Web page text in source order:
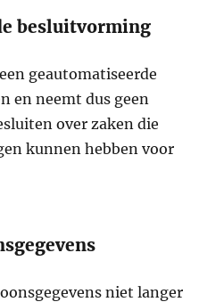
besluitvorming
geautomatiseerde
en neemt dus geen
over zaken die
kunnen hebben voor
niet langer